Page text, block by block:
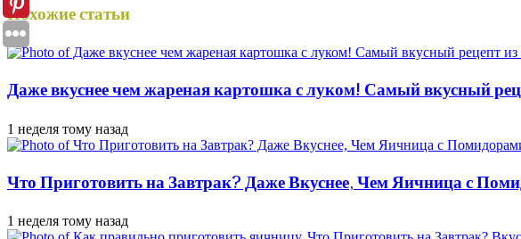
Похожие статьи
Даже вкуснее чем жареная картошка с луком! Самый вкусный
1 неделя тому назад
Что Приготовить на Завтрак? Даже Вкуснее, Чем Яичница с
1 неделя тому назад